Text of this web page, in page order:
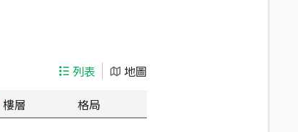
列表
地圖
樓層 格局